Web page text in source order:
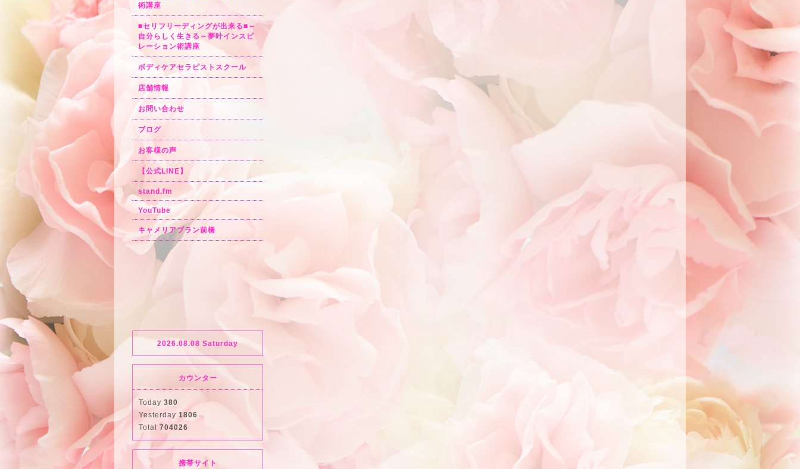
術講座
■セリフリーディングが出来る■～
自分らしく生きる～夢叶インスピ
レーション術講座
ボディケアセラピストスクール
店舗情報
お問い合わせ
ブログ
お客様の声
【公式LINE】
stand.fm
YouTube
キャメリアブラン前橋
2026.08.08 Saturday
カウンター
Today 380
Yesterday 1806
Total 704026
携帯サイト